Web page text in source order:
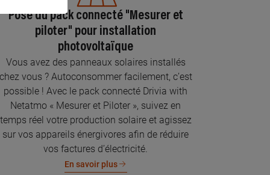
Pose du pack connecté "Mesurer et
piloter" pour installation
photovoltaïque
Vous avez des panneaux solaires installés
chez vous ? Autoconsommer facilement, c’est
possible ! Avec le pack connecté Drivia with
Netatmo « Mesurer et Piloter », suivez en
temps réel votre production solaire et agissez
sur vos appareils énergivores afin de réduire
vos factures d’électricité.
En savoir plus